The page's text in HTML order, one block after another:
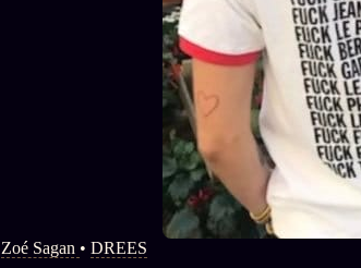
Zoé Sagan • DREES